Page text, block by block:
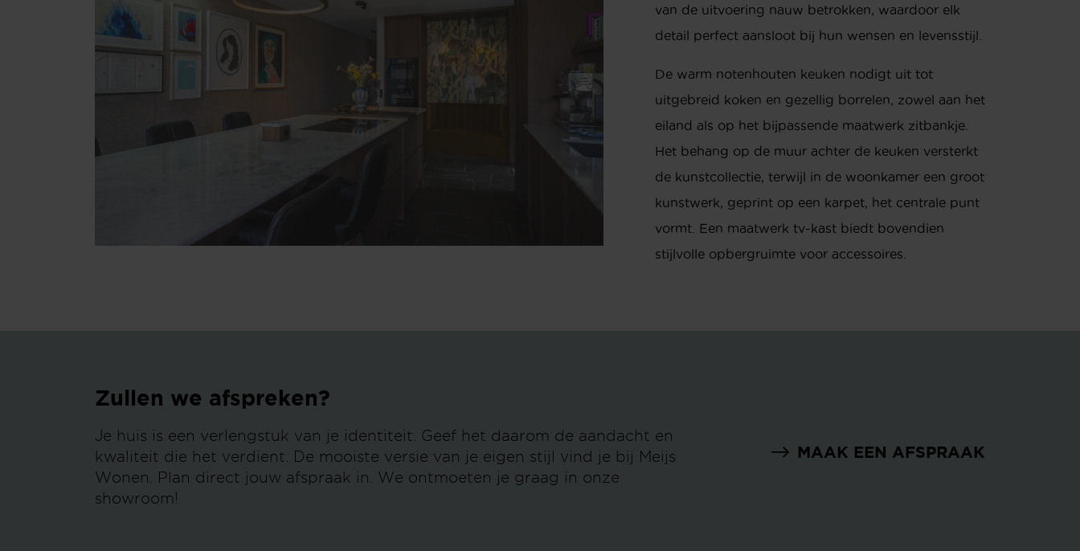
van de uitvoering nauw betrokken, waardoor elk
detail perfect aansloot bij hun wensen en levensstijl.
De warm notenhouten keuken nodigt uit tot
uitgebreid koken en gezellig borrelen, zowel aan het
eiland als op het bijpassende maatwerk zitbankje.
Het behang op de muur achter de keuken versterkt
de kunstcollectie, terwijl in de woonkamer een groot
kunstwerk, geprint op een karpet, het centrale punt
vormt. Een maatwerk tv-kast biedt bovendien
stijlvolle opbergruimte voor accessoires.
Zullen we afspreken?
Je huis is een verlengstuk van je identiteit. Geef het daarom de aandacht en
kwaliteit die het verdient. De mooiste versie van je eigen stijl vind je bij Meijs
Wonen. Plan direct jouw afspraak in. We ontmoeten je graag in onze
showroom!
MAAK EEN AFSPRAAK